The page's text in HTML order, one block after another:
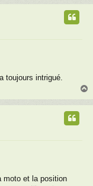
toujours intrigué.
moto et la position